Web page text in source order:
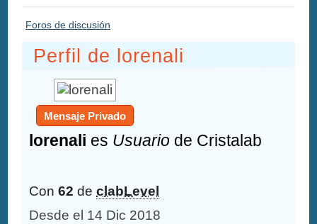
Foros de discusión
Perfil de lorenali
Mensaje Privado
lorenali es Usuario de Cristalab
Con62 declabLevel
Desde el 14 Dic 2018